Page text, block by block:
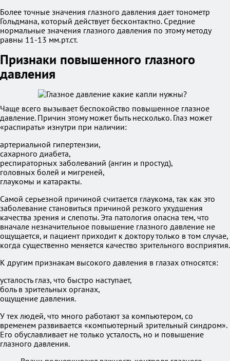
Более точные значения глазного давления дает тонометр
Гольдмана, который действует бесконтактно. Средние
нормальные значения глазного давления по этому методу
равны 11-13 мм.рт.ст.
Признаки повышенного глазного
давления
Чаще всего вызывает беспокойство повышенное глазное
давление. Причин этому может быть несколько. Глаз может
«распирать» изнутри при наличии:
артериальной гипертензии,
сахарного диабета,
респираторных заболеваний (ангин и простуд),
головных болей и мигреней,
глаукомы и катаракты.
Самой серьезной причиной считается глаукома, так как это
заболевание становиться причиной резкого ухудшения
качества зрения и слепоты. Эта патология опасна тем, что
вначале незначительное повышение глазного давление не
ощущается, и пациент приходит к доктору только в том случае,
когда существенно меняется качество зрительного восприятия.
К другим признакам высокого давления в глазах относятся:
усталость глаз, что быстро наступает,
боль в зрительных органах,
ощущение давления.
У тех людей, что много работают за компьютером, со
временем развивается «компьютерный зрительный синдром».
Его обуславливает не только усталость, но и повышение
глазного давления.